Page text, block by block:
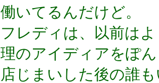
働いてるんだけど。
フレディは、以前は
理のアイディアをぽ
店じまいした後の誰